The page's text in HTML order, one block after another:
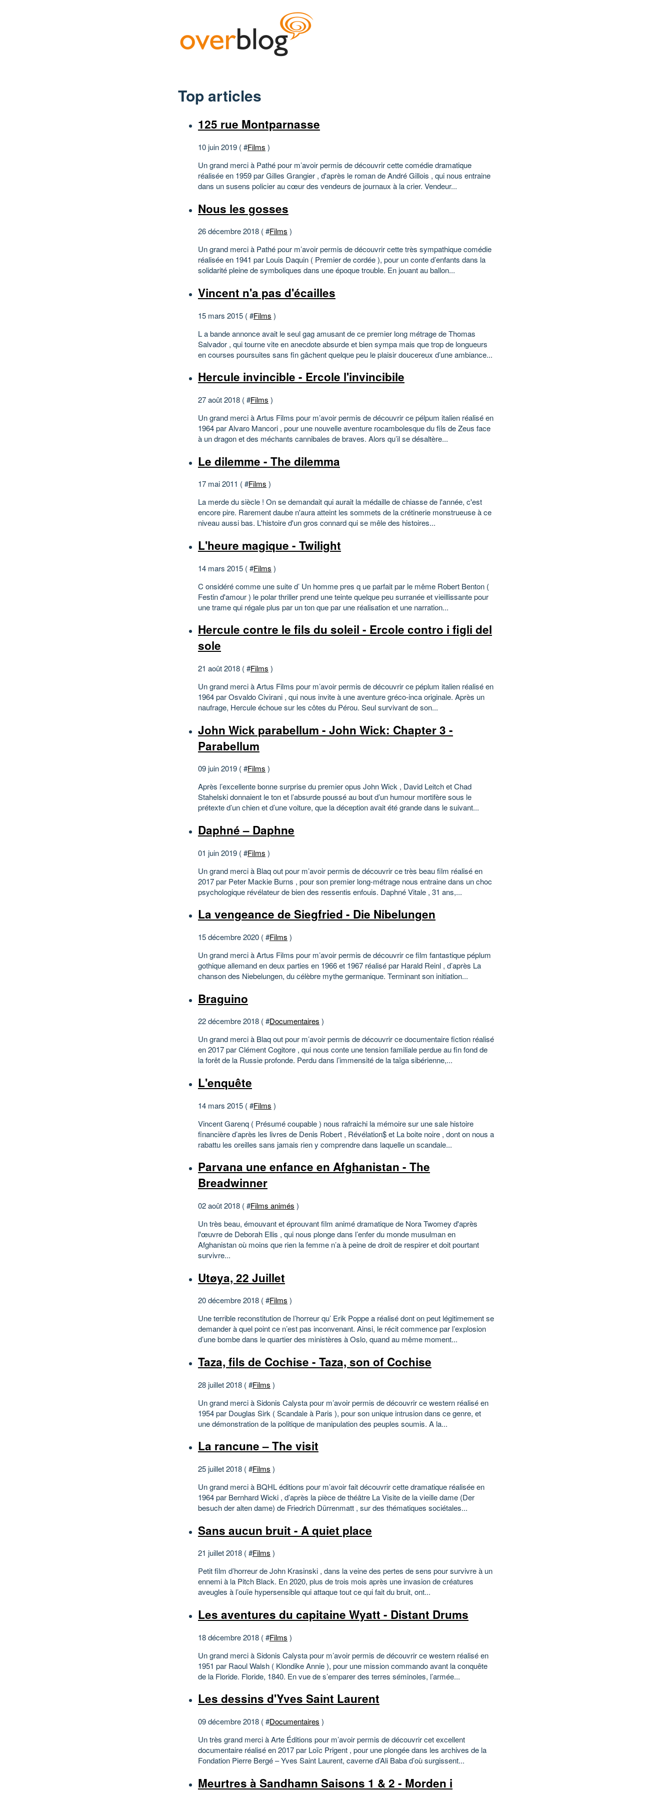
Top articles
125 rue Montparnasse
10 juin 2019 ( #Films )
Un grand merci à Pathé pour m’avoir permis de découvrir cette comédie dramatique
réalisée en 1959 par Gilles Grangier , d'après le roman de André Gillois , qui nous entraine
dans un susens policier au cœur des vendeurs de journaux à la crier. Vendeur...
Nous les gosses
26 décembre 2018 ( #Films )
Un grand merci à Pathé pour m’avoir permis de découvrir cette très sympathique comédie
réalisée en 1941 par Louis Daquin ( Premier de cordée ), pour un conte d’enfants dans la
solidarité pleine de symboliques dans une époque trouble. En jouant au ballon...
Vincent n'a pas d'écailles
15 mars 2015 ( #Films )
L a bande annonce avait le seul gag amusant de ce premier long métrage de Thomas
Salvador , qui tourne vite en anecdote absurde et bien sympa mais que trop de longueurs
en courses poursuites sans fin gâchent quelque peu le plaisir doucereux d’une ambiance...
Hercule invincible - Ercole l'invincibile
27 août 2018 ( #Films )
Un grand merci à Artus Films pour m’avoir permis de découvrir ce pélpum italien réalisé en
1964 par Alvaro Mancori , pour une nouvelle aventure rocambolesque du fils de Zeus face
à un dragon et des méchants cannibales de braves. Alors qu’il se désaltère...
Le dilemme - The dilemma
17 mai 2011 ( #Films )
La merde du siècle ! On se demandait qui aurait la médaille de chiasse de l'année, c'est
encore pire. Rarement daube n'aura atteint les sommets de la crétinerie monstrueuse à ce
niveau aussi bas. L'histoire d'un gros connard qui se mêle des histoires...
L'heure magique - Twilight
14 mars 2015 ( #Films )
C onsidéré comme une suite d’ Un homme pres q ue parfait par le même Robert Benton (
Festin d'amour ) le polar thriller prend une teinte quelque peu surranée et vieillissante pour
une trame qui régale plus par un ton que par une réalisation et une narration...
Hercule contre le fils du soleil - Ercole contro i figli del
sole
21 août 2018 ( #Films )
Un grand merci à Artus Films pour m’avoir permis de découvrir ce péplum italien réalisé en
1964 par Osvaldo Civirani , qui nous invite à une aventure gréco-inca originale. Après un
naufrage, Hercule échoue sur les côtes du Pérou. Seul survivant de son...
John Wick parabellum - John Wick: Chapter 3 -
Parabellum
09 juin 2019 ( #Films )
Après l’excellente bonne surprise du premier opus John Wick , David Leitch et Chad
Stahelski donnaient le ton et l’absurde poussé au bout d’un humour mortifère sous le
prétexte d’un chien et d’une voiture, que la déception avait été grande dans le suivant...
Daphné – Daphne
01 juin 2019 ( #Films )
Un grand merci à Blaq out pour m’avoir permis de découvrir ce très beau film réalisé en
2017 par Peter Mackie Burns , pour son premier long-métrage nous entraine dans un choc
psychologique révélateur de bien des ressentis enfouis. Daphné Vitale , 31 ans,...
La vengeance de Siegfried - Die Nibelungen
15 décembre 2020 ( #Films )
Un grand merci à Artus Films pour m’avoir permis de découvrir ce film fantastique péplum
gothique allemand en deux parties en 1966 et 1967 réalisé par Harald Reinl , d’après La
chanson des Niebelungen, du célèbre mythe germanique. Terminant son initiation...
Braguino
22 décembre 2018 ( #Documentaires )
Un grand merci à Blaq out pour m’avoir permis de découvrir ce documentaire fiction réalisé
en 2017 par Clément Cogitore , qui nous conte une tension familiale perdue au fin fond de
la forêt de la Russie profonde. Perdu dans l’immensité de la taïga sibérienne,...
L'enquête
14 mars 2015 ( #Films )
Vincent Garenq ( Présumé coupable ) nous rafraichi la mémoire sur une sale histoire
financière d’après les livres de Denis Robert , Révélation$ et La boite noire , dont on nous a
rabattu les oreilles sans jamais rien y comprendre dans laquelle un scandale...
Parvana une enfance en Afghanistan - The
Breadwinner
02 août 2018 ( #Films animés )
Un très beau, émouvant et éprouvant film animé dramatique de Nora Twomey d'après
l'œuvre de Deborah Ellis , qui nous plonge dans l’enfer du monde musulman en
Afghanistan où moins que rien la femme n’a à peine de droit de respirer et doit pourtant
survivre...
Utøya, 22 Juillet
20 décembre 2018 ( #Films )
Une terrible reconstitution de l’horreur qu’ Erik Poppe a réalisé dont on peut légitimement se
demander à quel point ce n’est pas inconvenant. Ainsi, le récit commence par l’explosion
d’une bombe dans le quartier des ministères à Oslo, quand au même moment...
Taza, fils de Cochise - Taza, son of Cochise
28 juillet 2018 ( #Films )
Un grand merci à Sidonis Calysta pour m’avoir permis de découvrir ce western réalisé en
1954 par Douglas Sirk ( Scandale à Paris ), pour son unique intrusion dans ce genre, et
une démonstration de la politique de manipulation des peuples soumis. A la...
La rancune – The visit
25 juillet 2018 ( #Films )
Un grand merci à BQHL éditions pour m’avoir fait découvrir cette dramatique réalisée en
1964 par Bernhard Wicki , d’après la pièce de théâtre La Visite de la vieille dame (Der
besuch der alten dame) de Friedrich Dürrenmatt , sur des thématiques sociétales...
Sans aucun bruit - A quiet place
21 juillet 2018 ( #Films )
Petit film d’horreur de John Krasinski , dans la veine des pertes de sens pour survivre à un
ennemi à la Pitch Black. En 2020, plus de trois mois après une invasion de créatures
aveugles à l’ouïe hypersensible qui attaque tout ce qui fait du bruit, ont...
Les aventures du capitaine Wyatt - Distant Drums
18 décembre 2018 ( #Films )
Un grand merci à Sidonis Calysta pour m’avoir permis de découvrir ce western réalisé en
1951 par Raoul Walsh ( Klondike Annie ), pour une mission commando avant la conquête
de la Floride. Floride, 1840. En vue de s’emparer des terres séminoles, l’armée...
Les dessins d'Yves Saint Laurent
09 décembre 2018 ( #Documentaires )
Un très grand merci à Arte Éditions pour m’avoir permis de découvrir cet excellent
documentaire réalisé en 2017 par Loïc Prigent , pour une plongée dans les archives de la
Fondation Pierre Bergé – Yves Saint Laurent, caverne d’Ali Baba d’où surgissent...
Meurtres à Sandhamn Saisons 1 & 2 - Morden i